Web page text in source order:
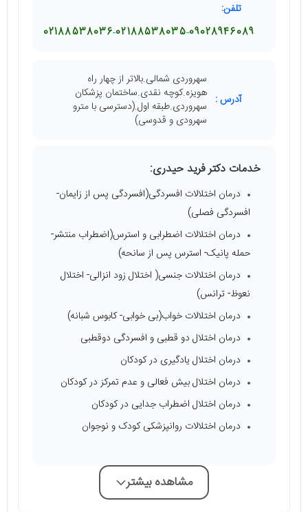
تلفن:
09028946089
02188538035
02188538036
آدرس :
سهروردی شمالی.بالاتر از چهار راه
هویزه.کوچه نقدی.ساختمان پزشکان
سهروردی.طبقه اول.(دسترسی با مترو
سهرودی و قدوسی)
خدمات دکتر فرید حیدری:
درمان اختلالات افسردگی(افسردگی پس از زایمان-
افسردگی فصلی)
درمان اختلالات اضطرابی و استرس(اضطراب منتشر-
حمله پانیک- استرس پس از سانحه)
درمان اختلالات جنسی( اختلال زود انزالی- اختلال
نعوظ- ترانس)
درمان اختلالات خواب(بی خوابی- کابوس شبانه)
درمان اختلال دو قطبی و افسردگی دوقطبی
درمان اختلال یادگیری در کودکان
درمان اختلال بیش فعالی و عدم تمرکز در کودکان
درمان اختلال اضطراب جدایی در کودکان
درمان اختلالات روانپزشکی کودک و نوجوان
مشاهده بیشتر